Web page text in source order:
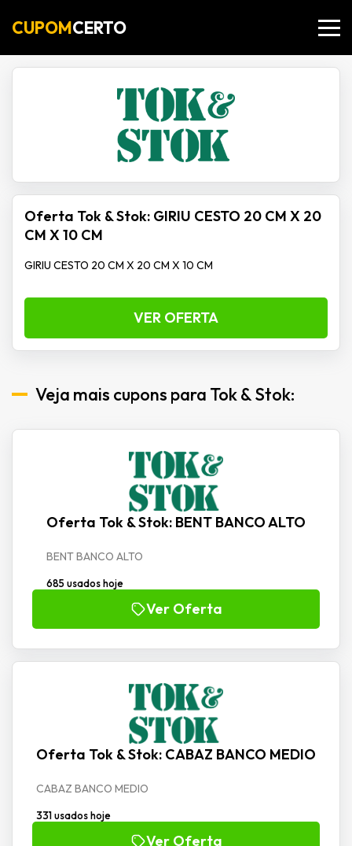
CUPOMCERTO
Oferta Tok & Stok: GIRIU CESTO 20 CM X 20
CM X 10 CM
GIRIU CESTO 20 CM X 20 CM X 10 CM
VER OFERTA
Veja mais cupons para Tok & Stok:
Oferta Tok & Stok: BENT BANCO ALTO
BENT BANCO ALTO
685 usados hoje
Ver Oferta
Oferta Tok & Stok: CABAZ BANCO MEDIO
CABAZ BANCO MEDIO
331 usados hoje
Ver Oferta